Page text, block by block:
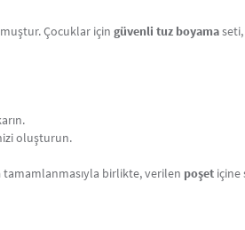
Çocuklar için güvenli tuz boyamaseti,
oluşturun.
tamamlanmasıyla birlikte, verilen poşet içine